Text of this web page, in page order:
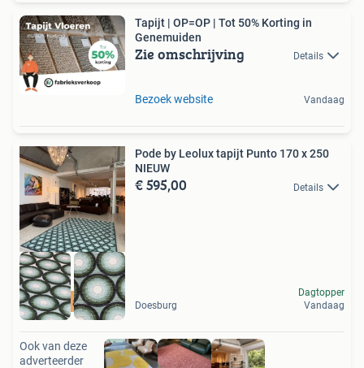
Tapijt | OP=OP | Tot 50% Korting in
Genemuiden
Zie omschrijving Details
Bezoek website Vandaag
Open op afspraak
Pode by Leolux tapijt Punto 170 x 250
NIEUW
€ 595,00 Details
Doesburg
Dagtopper
Vandaag
Ook van deze
adverteerder